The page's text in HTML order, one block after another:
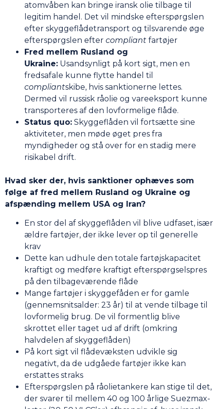
atomvåben kan bringe iransk olie tilbage til
legitim handel. Det vil mindske efterspørgslen
efter skyggeflådetransport og tilsvarende øge
efterspørgslen efter compliant fartøjer
Fred mellem Rusland og
Ukraine: Usandsynligt på kort sigt, men en
fredsafale kunne flytte handel til
compliantskibe, hvis sanktionerne lettes.
Dermed vil russisk råolie og vareeksport kunne
transporteres af den lovformelige flåde.
Status quo: Skyggeflåden vil fortsætte sine
aktiviteter, men møde øget pres fra
myndigheder og stå over for en stadig mere
risikabel drift.
Hvad sker der, hvis sanktioner ophæves som
følge af fred mellem Rusland og Ukraine og
afspænding mellem USA og Iran?
En stor del af skyggeflåden vil blive udfaset, især
ældre fartøjer, der ikke lever op til generelle
krav
Dette kan udhule den totale fartøjskapacitet
kraftigt og medføre kraftigt efterspørgselspres
på den tilbageværende flåde
Mange fartøjer i skyggefåden er for gamle
(gennemsnitsalder: 23 år) til at vende tilbage til
lovformelig brug. De vil formentlig blive
skrottet eller taget ud af drift (omkring
halvdelen af skyggeflåden)
På kort sigt vil flådevæksten udvikle sig
negativt, da de udgåede fartøjer ikke kan
erstattes straks
Efterspørgslen på råolietankere kan stige til det,
der svarer til mellem 40 og 100 årlige Suezmax-